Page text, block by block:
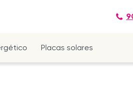
Placas solares